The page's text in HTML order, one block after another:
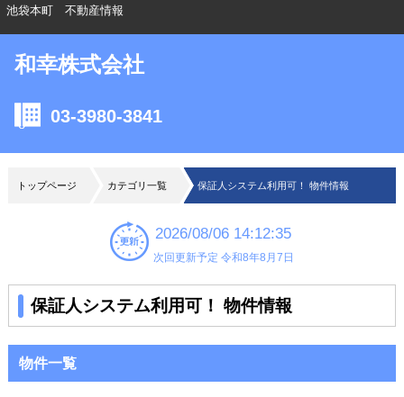
池袋本町 不動産情報
和幸株式会社
03-3980-3841
トップページ カテゴリ一覧 保証人システム利用可！ 物件情報
2026/08/06 14:12:35
次回更新予定 令和8年8月7日
保証人システム利用可！ 物件情報
物件一覧